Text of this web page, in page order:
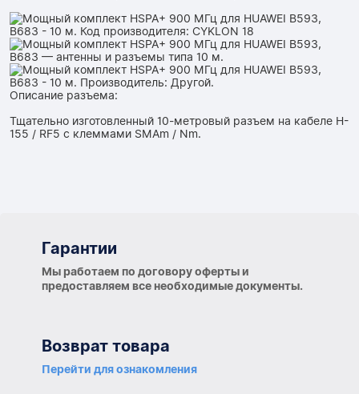
Описание разъема:
Тщательно изготовленный 10-метровый разъем на кабеле H-
155 / RF5 с клеммами SMAm / Nm.
Гарантии
Мы работаем по договору оферты и
предоставляем все необходимые документы.
Возврат товара
Перейти для ознакомления